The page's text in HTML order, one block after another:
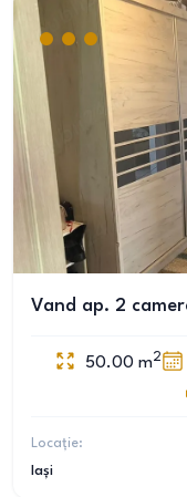
Vand ap. 2
50.00 m2
Locație:
Iași